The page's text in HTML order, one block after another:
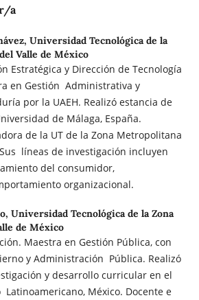
a
Universidad Tecnológica de la
Valle de México
Estratégica y Dirección de Tecnología
en Gestión Administrativa y
por la UAEH. Realizó estancia de
de Málaga, España.
de la UT de la Zona Metropolitana
líneas de investigación incluyen
del consumidor,
organizacional.
Universidad Tecnológica de la Zona
de México
Maestra en Gestión Pública, con
y Administración Pública. Realizó
y desarrollo curricular en el
México. Docente e